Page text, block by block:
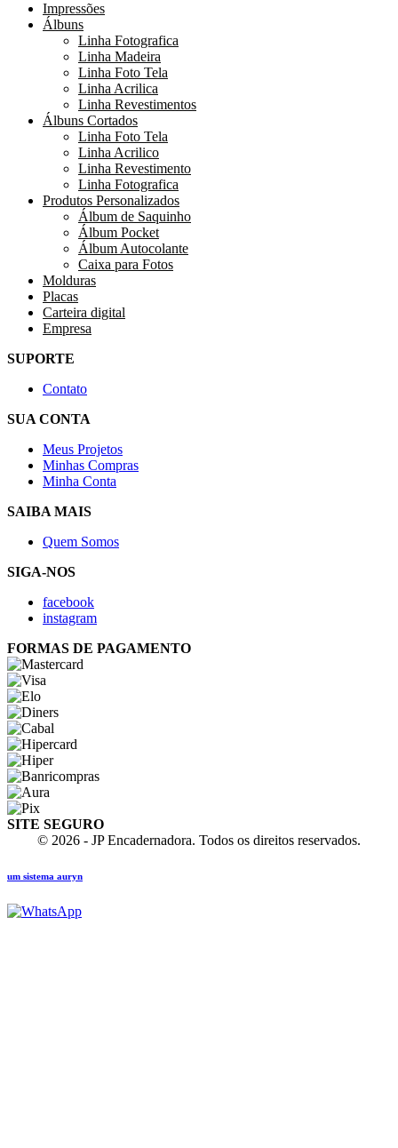
Impressões
Álbuns
Linha Fotografica
Linha Madeira
Linha Foto Tela
Linha Acrilica
Linha Revestimentos
Álbuns Cortados
Linha Foto Tela
Linha Acrilico
Linha Revestimento
Linha Fotografica
Produtos Personalizados
Álbum de Saquinho
Álbum Pocket
Álbum Autocolante
Caixa para Fotos
Molduras
Placas
Carteira digital
Empresa
SUPORTE
Contato
SUA CONTA
Meus Projetos
Minhas Compras
Minha Conta
SAIBA MAIS
Quem Somos
SIGA-NOS
facebook
instagram
FORMAS DE PAGAMENTO
SITE SEGURO
© 2026 - JP Encadernadora. Todos os direitos reservados.
um sistema auryn